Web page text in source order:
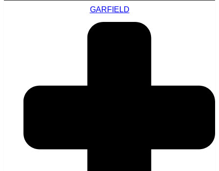
GARFIELD